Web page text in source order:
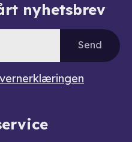
nyhetsbrev
Send